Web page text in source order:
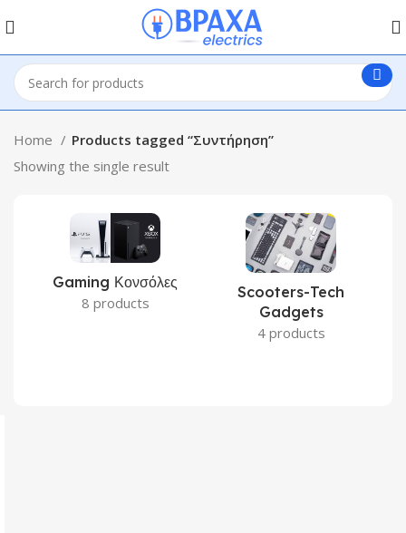
Home
Products tagged “Συντήρηση”
Showing the single result
Gaming Κονσόλες
8 products
Scooters-Tech
Gadgets
4 products